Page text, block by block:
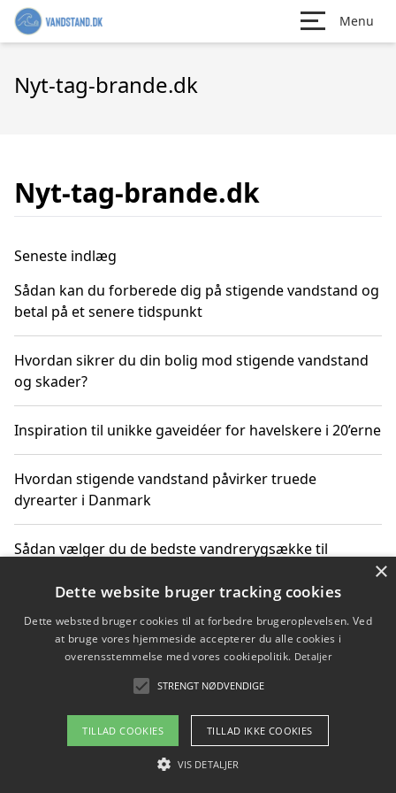
Menu
Nyt-tag-brande.dk
Nyt-tag-brande.dk
Seneste indlæg
Sådan kan du forberede dig på stigende vandstand og
betal på et senere tidspunkt
Hvordan sikrer du din bolig mod stigende vandstand
og skader?
Inspiration til unikke gaveidéer for havelskere i 20’erne
Hvordan stigende vandstand påvirker truede
dyrearter i Danmark
Sådan vælger du de bedste vandrerygsække til
Copyright 2026 - Pilanto Aps
Om / kontakt
×
Dette website bruger tracking cookies
Dette websted bruger cookies til at forbedre brugeroplevelsen. Ved
at bruge vores hjemmeside accepterer du alle cookies i
overensstemmelse med vores cookiepolitik. Detaljer
STRENGT NØDVENDIGE
TILLAD COOKIES TILLAD IKKE COOKIES
VIS DETALJER